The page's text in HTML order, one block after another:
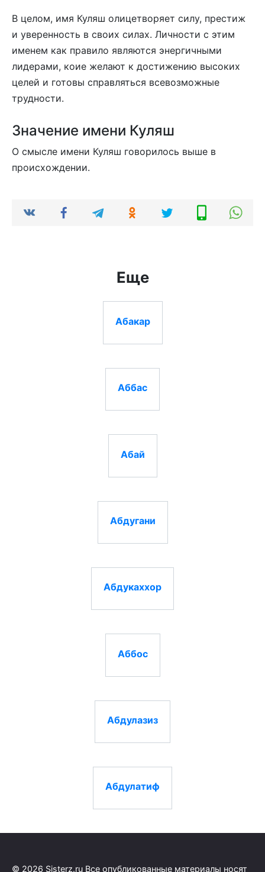
В целом, имя Куляш олицетворяет силу, престиж
и уверенность в своих силах. Личности с этим
именем как правило являются энергичными
лидерами, коие желают к достижению высоких
целей и готовы справляться всевозможные
трудности.
Значение имени Куляш
О смысле имени Куляш говорилось выше в
происхождении.
Еще
Абакар
Аббас
Абай
Абдугани
Абдукаххор
Аббос
Абдулазиз
Абдулатиф
© 2026 Sisterz.ru Все опубликованные материалы носят